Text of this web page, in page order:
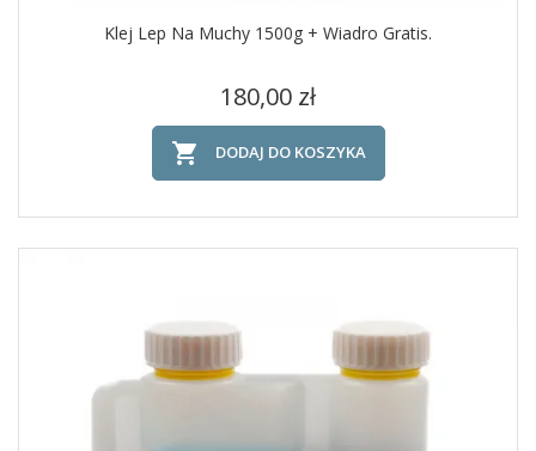
Klej Lep Na Muchy 1500g + Wiadro Gratis.
Cena
180,00 zł
 DODAJ DO KOSZYKA